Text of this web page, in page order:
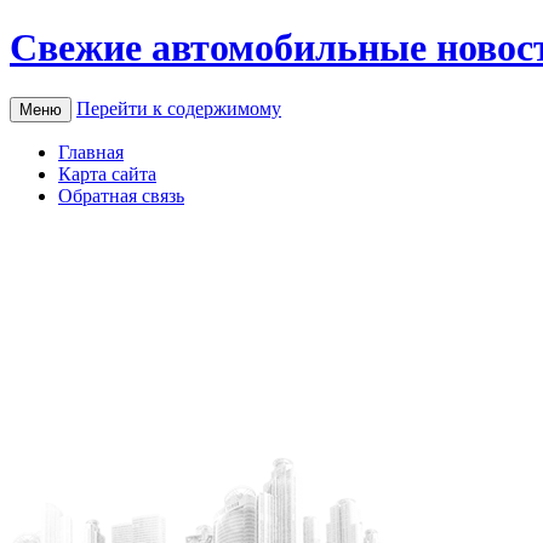
Свежие автомобильные
Меню Перейти к содержимому
Главная
Карта сайта
Обратная связь